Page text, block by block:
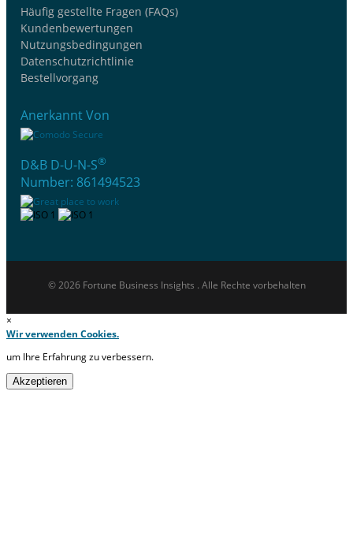
Häufig gestellte Fragen (FAQs)
Kundenbewertungen
Nutzungsbedingungen
Datenschutzrichtlinie
Bestellvorgang
Anerkannt Von
D&B D-U-N-S®
Number: 861494523
© 2026 Fortune Business Insights . Alle Rechte vorbehalten
×
Wir verwenden Cookies.
um Ihre Erfahrung zu verbessern.
Akzeptieren